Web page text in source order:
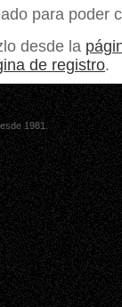
para poder
desde la
de registro.
1981.